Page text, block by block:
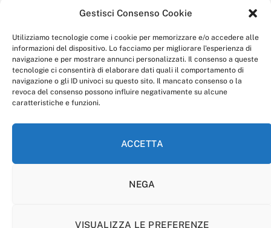
Gestisci Consenso Cookie
Utilizziamo tecnologie come i cookie per memorizzare e/o accedere alle
informazioni del dispositivo. Lo facciamo per migliorare l'esperienza di
navigazione e per mostrare annunci personalizzati. Il consenso a queste
tecnologie ci consentirà di elaborare dati quali il comportamento di
navigazione o gli ID univoci su questo sito. Il mancato consenso o la
revoca del consenso possono influire negativamente su alcune
caratteristiche e funzioni.
ACCETTA
NEGA
VISUALIZZA LE PREFERENZE
“Anagnia” è un marchio registrato presso l’Ufficio Italiano
Economico,
num. registrazione: 302017000014044 del 9 febbraio 2017.
Per contatti:redazione@anagnia.com
COOKIE POLICY